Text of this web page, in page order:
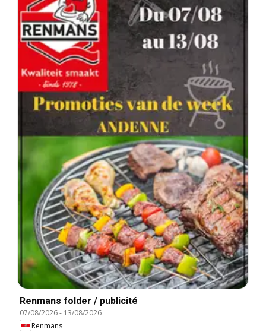
Renmans folder / publicité
07/08/2026- 13/08/2026
Renmans